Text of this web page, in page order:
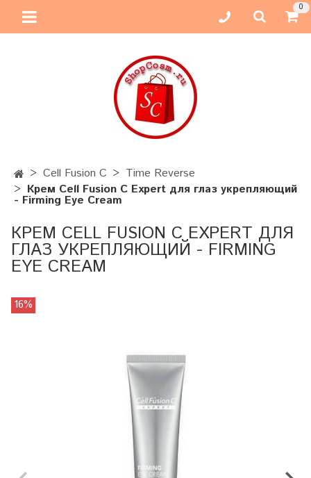
0
Cell Fusion C
Time Reverse
Крем Cell Fusion C Expert для глаз укрепляющий
- Firming Eye Cream
КРЕМ CELL FUSION C EXPERT ДЛЯ
ГЛАЗ УКРЕПЛЯЮЩИЙ - FIRMING
EYE CREAM
16%